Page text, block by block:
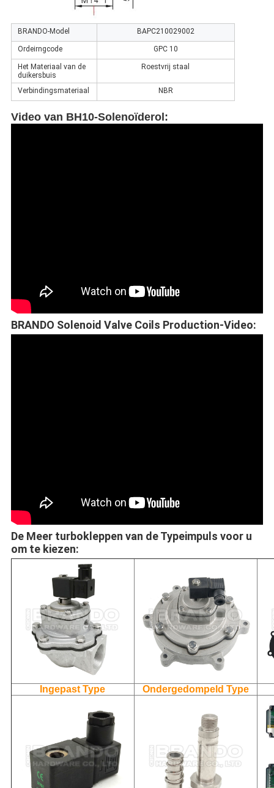
BRANDO-Model BAPC210029002
Ordeirngcode GPC 10
Het Materiaal van de
duikersbuis
Roestvrij staal
Verbindingsmateriaal NBR
Video van BH10-Solenoïderol:
BRANDO Solenoid Valve Coils Production-Video:
De Meer turbokleppen van de Typeimpuls voor u
om te kiezen:
Ingepast Type Ondergedompeld Type